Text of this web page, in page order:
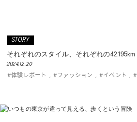
RUNWALK
WELLNESS WALKER
STORY
それぞれのスタイル、それぞれの42.195km
2024.12.20
#体験レポート , # ファッション , # イベント , #